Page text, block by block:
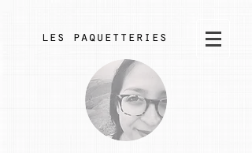
les paquetteries